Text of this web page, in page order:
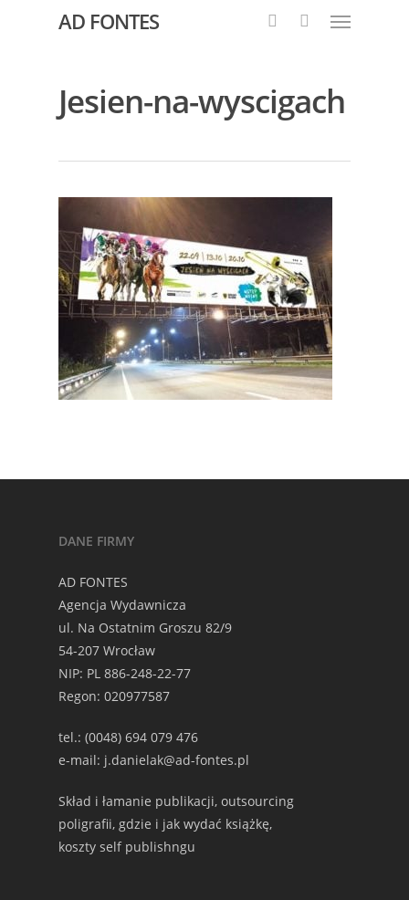
AD FONTES
Jesien-na-wyscigach
DANE FIRMY
AD FONTES
Agencja Wydawnicza
ul. Na Ostatnim Groszu 82/9
54-207 Wrocław
NIP: PL 886-248-22-77
Regon: 020977587
tel.: (0048) 694 079 476
e-mail: j.danielak@ad-fontes.pl
Skład i łamanie publikacji, outsourcing
poligrafii, gdzie i jak wydać książkę,
koszty self publishngu